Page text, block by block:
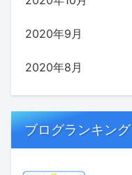
2020年9月
2020年8月
ブログランキング